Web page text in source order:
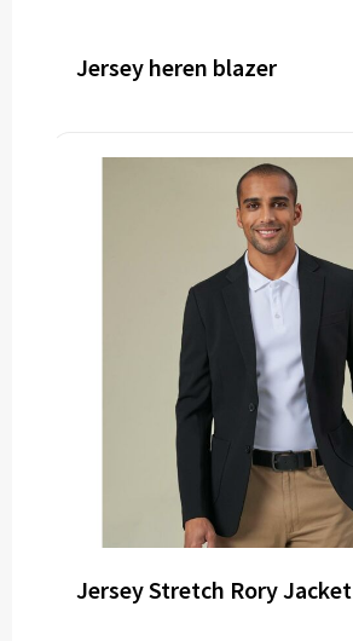
Jersey heren blazer
Jersey Stretch Rory Jacket